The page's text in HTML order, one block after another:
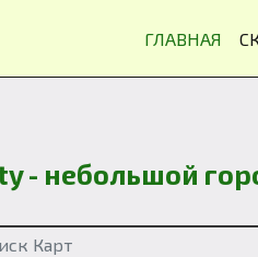
ГЛАВНАЯ
- небольшой